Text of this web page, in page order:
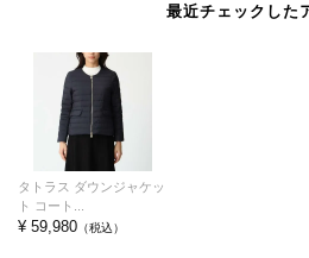
最近チェックした
タトラス ダウンジャケッ
ト コート...
¥ 59,980 （税込）